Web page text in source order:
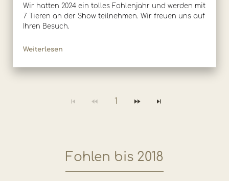
Wir hatten 2024 ein tolles Fohlenjahr und werden mit
7 Tieren an der Show teilnehmen. Wir freuen uns auf
Ihren Besuch.
Weiterlesen
1
Fohlen bis 2018